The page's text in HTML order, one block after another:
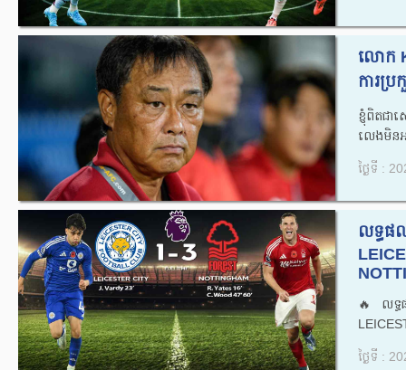
លោក
ការប្
ខ្ញុំពិតជា
លេងមិនអ
ថ្ងៃទី :
លទ្ធផ
🔥លទ្ធ
ថ្ងៃទី :